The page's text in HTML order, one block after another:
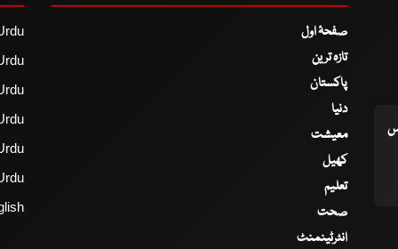
صفحۂ اول
تازہ ترین
پاکستان
دنیا
معیشت
کھیل
تعلیم
صحت
انٹرٹینمنٹ